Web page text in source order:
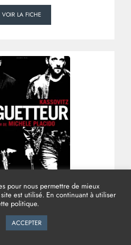
VOIR LA FICHE
GUETTEUR
:Michele PLACIDO
:Jean-Yves ASSELIN
pour nous permettre de mieux
est utilisé. En continuant à utiliser
politique.
ACCEPTER